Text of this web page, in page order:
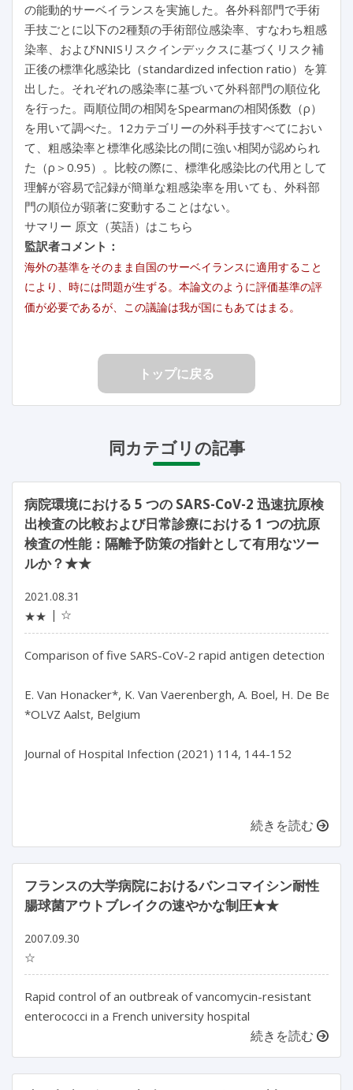
の能動的サーベイランスを実施した。各外科部門で手術
手技ごとに以下の2種類の手術部位感染率、すなわち粗感
染率、およびNNISリスクインデックスに基づくリスク補
正後の標準化感染比（standardized infection ratio）を算
出した。それぞれの感染率に基づいて外科部門の順位化
を行った。両順位間の相関をSpearmanの相関係数（ρ）
を用いて調べた。12カテゴリーの外科手技すべてにおい
て、粗感染率と標準化感染比の間に強い相関が認められ
た（ρ＞0.95）。比較の際に、標準化感染比の代用として
理解が容易で記録が簡単な粗感染率を用いても、外科部
門の順位が顕著に変動することはない。
サマリー 原文（英語）はこちら
監訳者コメント：
海外の基準をそのまま自国のサーベイランスに適用すること
により、時には問題が生ずる。本論文のように評価基準の評
価が必要であるが、この議論は我が国にもあてはまる。
トップに戻る
同カテゴリの記事
病院環境における 5 つの SARS-CoV-2 迅速抗原検
出検査の比較および日常診療における 1 つの抗原
検査の性能：隔離予防策の指針として有用なツー
ルか？★★
2021.08.31
★★
☆
Comparison of five SARS-CoV-2 rapid antigen detection
E. Van Honacker*, K. Van Vaerenbergh, A. Boel, H. De
*OLVZ Aalst, Belgium
Journal of Hospital Infection (2021) 114, 144-152
続きを読む
フランスの大学病院におけるバンコマイシン耐性
腸球菌アウトブレイクの速やかな制圧★★
2007.09.30
☆
Rapid control of an outbreak of vancomycin-resistant
enterococci in a French university hospital
続きを読む